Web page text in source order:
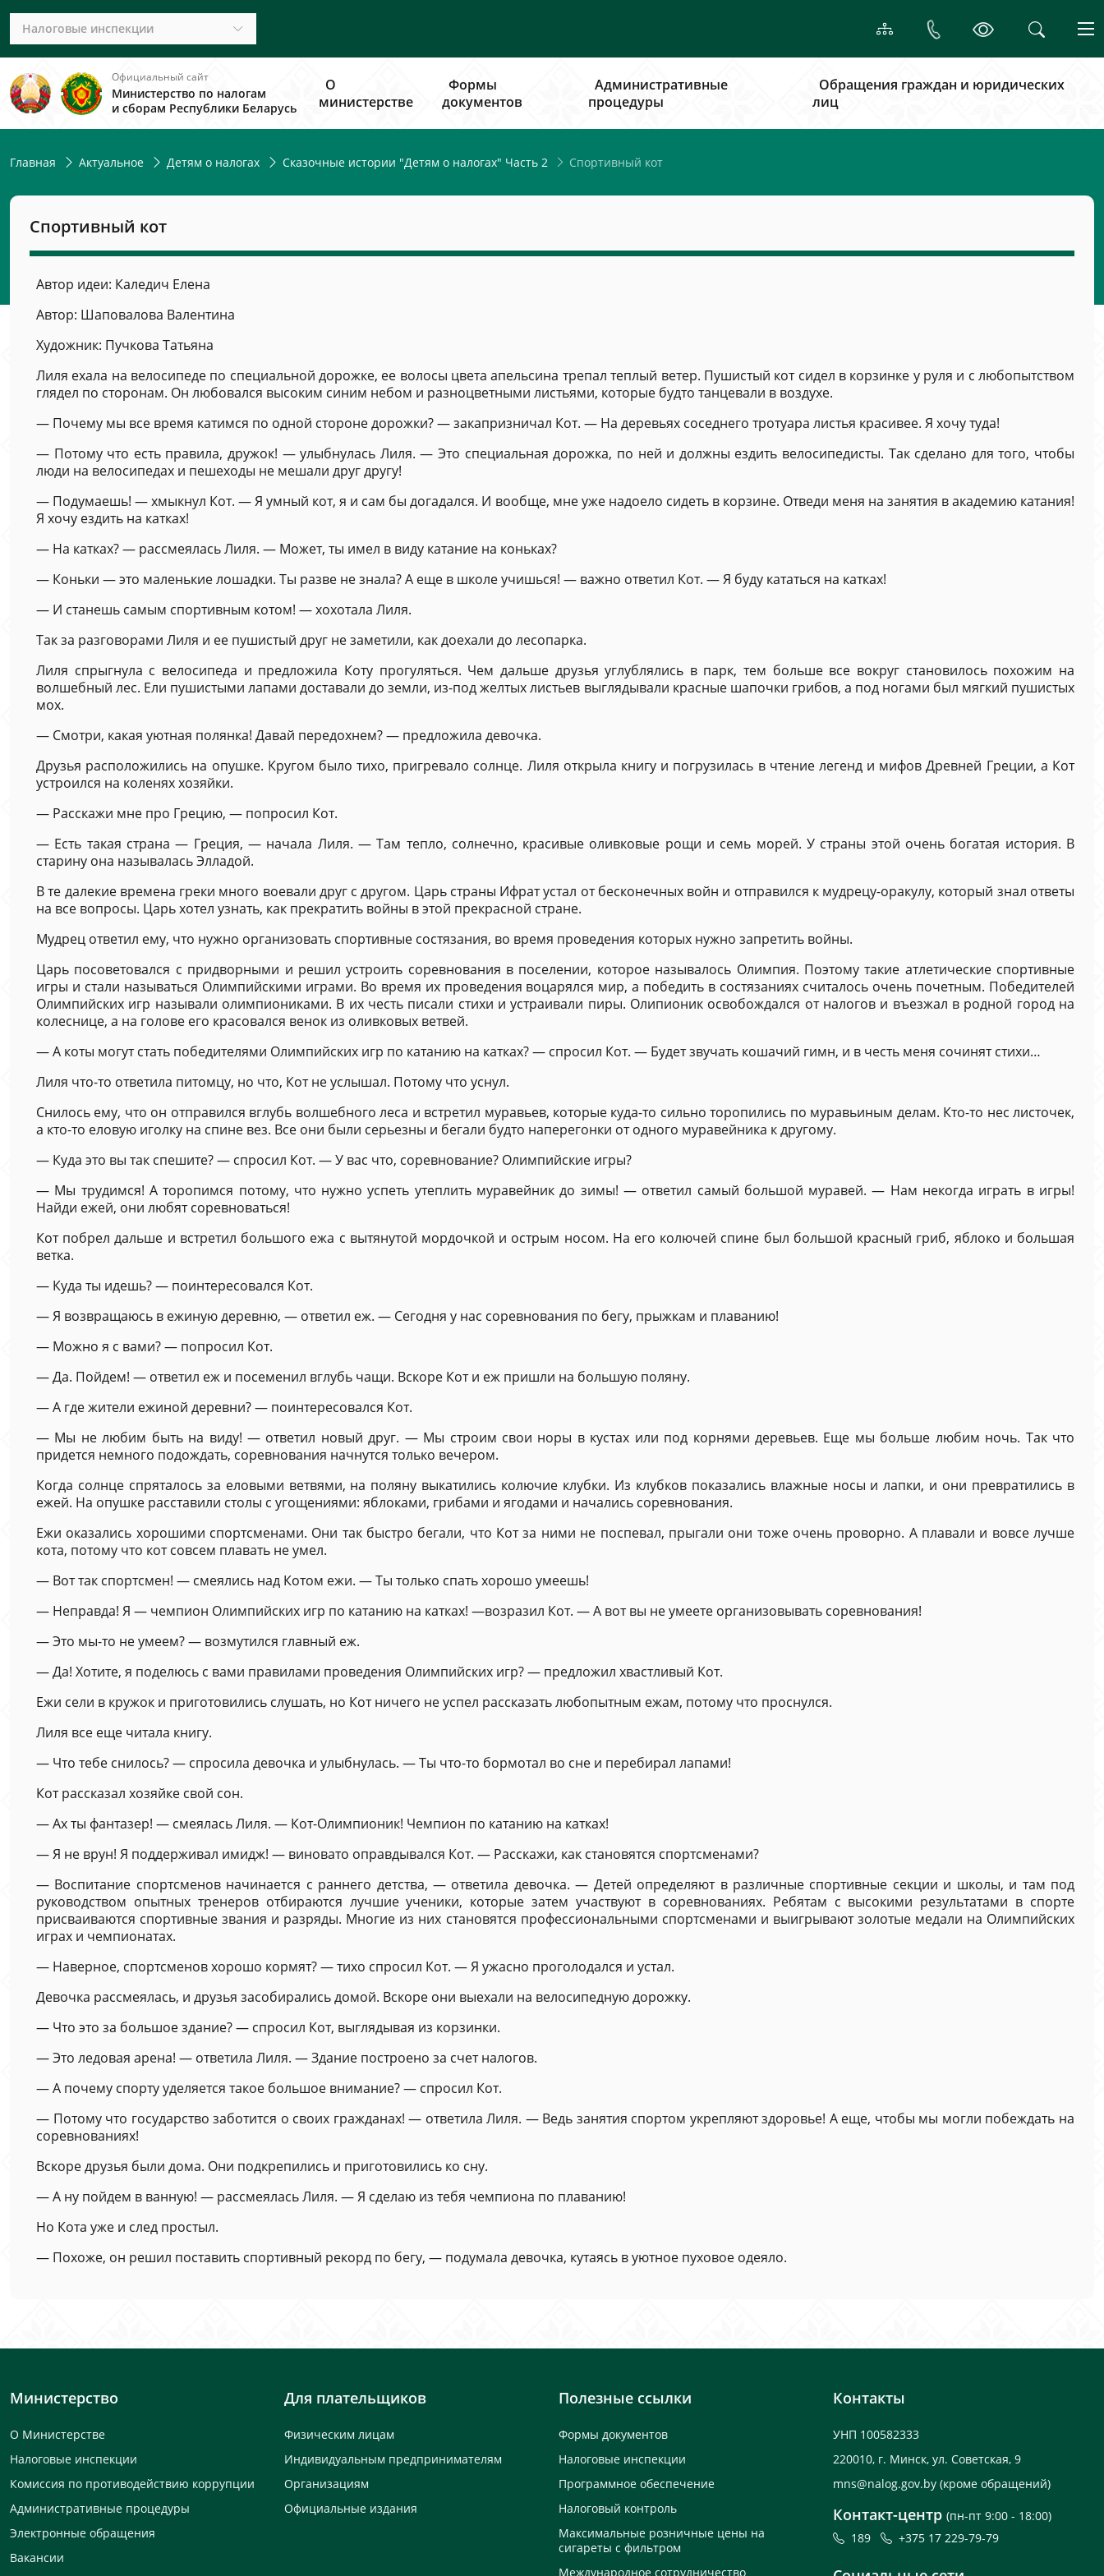
Налоговые инспекции
Официальный сайт
Министерство по налогам
и сборам Республики Беларусь
О
министерстве
Формы
документов
Административные
процедуры
Обращения граждан и юридических
лиц
Главная Актуальное Детям о налогах Сказочные истории "Детям о налогах" Часть 2 Спортивный кот
Спортивный кот
Автор идеи: Каледич Елена
Автор: Шаповалова Валентина
Художник: Пучкова Татьяна
Лиля ехала на велосипеде по специальной дорожке, ее волосы цвета апельсина трепал теплый ветер. Пушистый кот сидел в корзинке у руля и с любопытством
глядел по сторонам. Он любовался высоким синим небом и разноцветными листьями, которые будто танцевали в воздухе.
— Почему мы все время катимся по одной стороне дорожки? — закапризничал Кот. — На деревьях соседнего тротуара листья красивее. Я хочу туда!
— Потому что есть правила, дружок! — улыбнулась Лиля. — Это специальная дорожка, по ней и должны ездить велосипедисты. Так сделано для того, чтобы
люди на велосипедах и пешеходы не мешали друг другу!
— Подумаешь! — хмыкнул Кот. — Я умный кот, я и сам бы догадался. И вообще, мне уже надоело сидеть в корзине. Отведи меня на занятия в академию катания!
Я хочу ездить на катках!
— На катках? — рассмеялась Лиля. — Может, ты имел в виду катание на коньках?
— Коньки — это маленькие лошадки. Ты разве не знала? А еще в школе учишься! — важно ответил Кот. — Я буду кататься на катках!
— И станешь самым спортивным котом! — хохотала Лиля.
Так за разговорами Лиля и ее пушистый друг не заметили, как доехали до лесопарка.
Лиля спрыгнула с велосипеда и предложила Коту прогуляться. Чем дальше друзья углублялись в парк, тем больше все вокруг становилось похожим на
волшебный лес. Ели пушистыми лапами доставали до земли, из-под желтых листьев выглядывали красные шапочки грибов, а под ногами был мягкий пушистых
мох.
— Смотри, какая уютная полянка! Давай передохнем? — предложила девочка.
Друзья расположились на опушке. Кругом было тихо, пригревало солнце. Лиля открыла книгу и погрузилась в чтение легенд и мифов Древней Греции, а Кот
устроился на коленях хозяйки.
— Расскажи мне про Грецию, — попросил Кот.
— Есть такая страна — Греция, — начала Лиля. — Там тепло, солнечно, красивые оливковые рощи и семь морей. У страны этой очень богатая история. В
старину она называлась Элладой.
В те далекие времена греки много воевали друг с другом. Царь страны Ифрат устал от бесконечных войн и отправился к мудрецу-оракулу, который знал ответы
на все вопросы. Царь хотел узнать, как прекратить войны в этой прекрасной стране.
Мудрец ответил ему, что нужно организовать спортивные состязания, во время проведения которых нужно запретить войны.
Царь посоветовался с придворными и решил устроить соревнования в поселении, которое называлось Олимпия. Поэтому такие атлетические спортивные
игры и стали называться Олимпийскими играми. Во время их проведения воцарялся мир, а победить в состязаниях считалось очень почетным. Победителей
Олимпийских игр называли олимпиониками. В их честь писали стихи и устраивали пиры. Олипионик освобождался от налогов и въезжал в родной город на
колеснице, а на голове его красовался венок из оливковых ветвей.
— А коты могут стать победителями Олимпийских игр по катанию на катках? — спросил Кот. — Будет звучать кошачий гимн, и в честь меня сочинят стихи…
Лиля что-то ответила питомцу, но что, Кот не услышал. Потому что уснул.
Снилось ему, что он отправился вглубь волшебного леса и встретил муравьев, которые куда-то сильно торопились по муравьиным делам. Кто-то нес листочек,
а кто-то еловую иголку на спине вез. Все они были серьезны и бегали будто наперегонки от одного муравейника к другому.
— Куда это вы так спешите? — спросил Кот. — У вас что, соревнование? Олимпийские игры?
— Мы трудимся! А торопимся потому, что нужно успеть утеплить муравейник до зимы! — ответил самый большой муравей. — Нам некогда играть в игры!
Найди ежей, они любят соревноваться!
Кот побрел дальше и встретил большого ежа с вытянутой мордочкой и острым носом. На его колючей спине был большой красный гриб, яблоко и большая
ветка.
— Куда ты идешь? — поинтересовался Кот.
— Я возвращаюсь в ежиную деревню, — ответил еж. — Сегодня у нас соревнования по бегу, прыжкам и плаванию!
— Можно я с вами? — попросил Кот.
— Да. Пойдем! — ответил еж и посеменил вглубь чащи. Вскоре Кот и еж пришли на большую поляну.
— А где жители ежиной деревни? — поинтересовался Кот.
— Мы не любим быть на виду! — ответил новый друг. — Мы строим свои норы в кустах или под корнями деревьев. Еще мы больше любим ночь. Так что
придется немного подождать, соревнования начнутся только вечером.
Когда солнце спряталось за еловыми ветвями, на поляну выкатились колючие клубки. Из клубков показались влажные носы и лапки, и они превратились в
ежей. На опушке расставили столы с угощениями: яблоками, грибами и ягодами и начались соревнования.
Ежи оказались хорошими спортсменами. Они так быстро бегали, что Кот за ними не поспевал, прыгали они тоже очень проворно. А плавали и вовсе лучше
кота, потому что кот совсем плавать не умел.
— Вот так спортсмен! — смеялись над Котом ежи. — Ты только спать хорошо умеешь!
— Неправда! Я — чемпион Олимпийских игр по катанию на катках! —возразил Кот. — А вот вы не умеете организовывать соревнования!
— Это мы-то не умеем? — возмутился главный еж.
— Да! Хотите, я поделюсь с вами правилами проведения Олимпийских игр? — предложил хвастливый Кот.
Ежи сели в кружок и приготовились слушать, но Кот ничего не успел рассказать любопытным ежам, потому что проснулся.
Лиля все еще читала книгу.
— Что тебе снилось? — спросила девочка и улыбнулась. — Ты что-то бормотал во сне и перебирал лапами!
Кот рассказал хозяйке свой сон.
— Ах ты фантазер! — смеялась Лиля. — Кот-Олимпионик! Чемпион по катанию на катках!
— Я не врун! Я поддерживал имидж! — виновато оправдывался Кот. — Расскажи, как становятся спортсменами?
— Воспитание спортсменов начинается с раннего детства, — ответила девочка. — Детей определяют в различные спортивные секции и школы, и там под
руководством опытных тренеров отбираются лучшие ученики, которые затем участвуют в соревнованиях. Ребятам с высокими результатами в спорте
присваиваются спортивные звания и разряды. Многие из них становятся профессиональными спортсменами и выигрывают золотые медали на Олимпийских
играх и чемпионатах.
— Наверное, спортсменов хорошо кормят? — тихо спросил Кот. — Я ужасно проголодался и устал.
Девочка рассмеялась, и друзья засобирались домой. Вскоре они выехали на велосипедную дорожку.
— Что это за большое здание? — спросил Кот, выглядывая из корзинки.
— Это ледовая арена! — ответила Лиля. — Здание построено за счет налогов.
— А почему спорту уделяется такое большое внимание? — спросил Кот.
— Потому что государство заботится о своих гражданах! — ответила Лиля. — Ведь занятия спортом укрепляют здоровье! А еще, чтобы мы могли побеждать на
соревнованиях!
Вскоре друзья были дома. Они подкрепились и приготовились ко сну.
— А ну пойдем в ванную! — рассмеялась Лиля. — Я сделаю из тебя чемпиона по плаванию!
Но Кота уже и след простыл.
— Похоже, он решил поставить спортивный рекорд по бегу, — подумала девочка, кутаясь в уютное пуховое одеяло.
Министерство
О Министерстве
Налоговые инспекции
Комиссия по противодействию коррупции
Административные процедуры
Электронные обращения
Вакансии
Для плательщиков
Физическим лицам
Индивидуальным предпринимателям
Организациям
Официальные издания
Полезные ссылки
Формы документов
Налоговые инспекции
Программное обеспечение
Налоговый контроль
Максимальные розничные цены на
сигареты с фильтром
Международное сотрудничество
Контакты
УНП 100582333
220010, г. Минск, ул. Советская, 9
mns@nalog.gov.by (кроме обращений)
Контакт-центр (пн-пт 9:00 - 18:00)
189
+375 17 229-79-79